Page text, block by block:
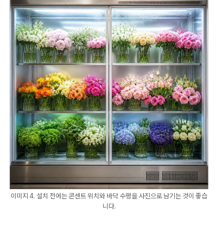
이미지 4. 설치 전에는 콘센트 위치와 바닥 수평을 사진으로 남기는 것이 좋습
니다.